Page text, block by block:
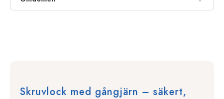
Skruvlock med gångjärn – säkert,